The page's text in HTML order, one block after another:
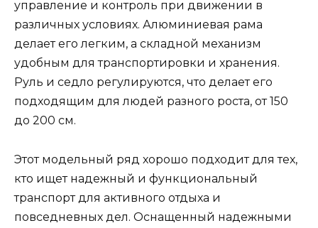
управление и контроль при движении в
различных условиях. Алюминиевая рама
делает его легким, а складной механизм
удобным для транспортировки и хранения.
Руль и седло регулируются, что делает его
подходящим для людей разного роста, от 150
до 200 см.
Этот модельный ряд хорошо подходит для тех,
кто ищет надежный и функциональный
транспорт для активного отдыха и
повседневных дел. Оснащенный надежными